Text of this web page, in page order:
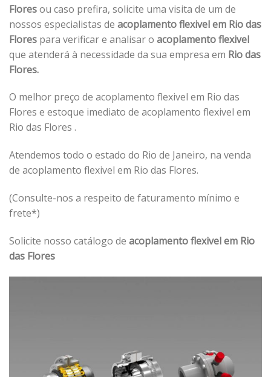
Floresou caso prefira, solicite uma visita de um de
nossos especialistas de acoplamento flexivel em Rio das
Flores para verificar e analisar o acoplamento flexivel
que atenderá à necessidade da sua empresa em Rio das
Flores.
O melhor preço de acoplamento flexivel em Rio das
Flores e estoque imediato de acoplamento flexivel em
Rio das Flores .
Atendemos todo o estado do Rio de Janeiro, na venda
de acoplamento flexivel em Rio das Flores.
(Consulte-nos a respeito de faturamento mínimo e
frete*)
Solicite nosso catálogo de acoplamento flexivel em Rio
das Flores